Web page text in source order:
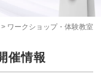
> ワークショップ・体験教室
催情報